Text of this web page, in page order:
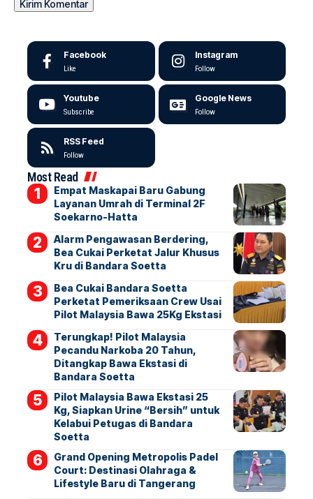
Facebook
Like
Instagram
Follow
Youtube
Subscribe
Google News
Follow
RSS Feed
Follow
Most Read
Empat Maskapai Baru Gabung
Layanan Umrah di Terminal 2F
Soekarno-Hatta
Alarm Pengawasan Berdering,
Bea Cukai Perketat Jalur Khusus
Kru di Bandara Soetta
Bea Cukai Bandara Soetta
Perketat Pemeriksaan Crew Usai
Pilot Malaysia Bawa 25Kg Ekstasi
Terungkap! Pilot Malaysia
Pecandu Narkoba 20 Tahun,
Ditangkap Bawa Ekstasi di
Bandara Soetta
Pilot Malaysia Bawa Ekstasi 25
Kg, Siapkan Urine “Bersih” untuk
Kelabui Petugas di Bandara
Soetta
Grand Opening Metropolis Padel
Court: Destinasi Olahraga &
Lifestyle Baru di Tangerang